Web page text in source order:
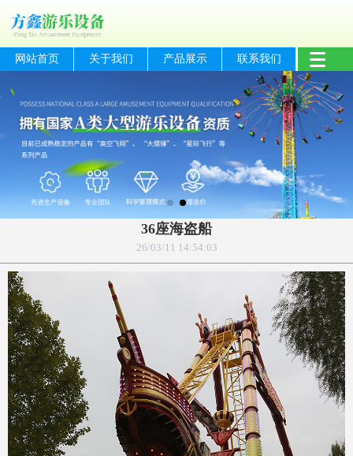
网站首页 关于我们 产品展示 联系我们
36座海盗船
26/03/11 14:54:03